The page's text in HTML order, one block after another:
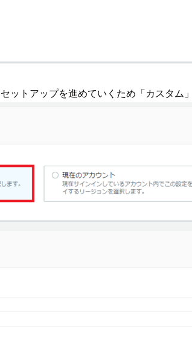
トアップを進めていくため「カスタム